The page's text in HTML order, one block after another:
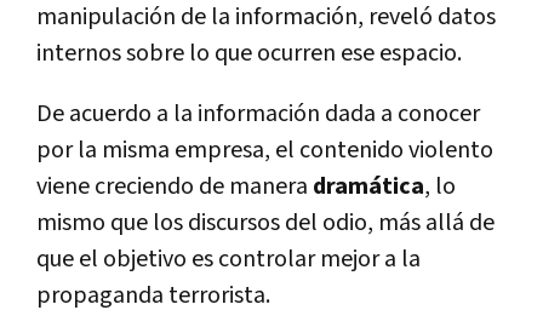
manipulación de la información, reveló datos
internos sobre lo que ocurren ese espacio.
De acuerdo a la información dada a conocer
por la misma empresa, el contenido violento
viene creciendo de manera dramática, lo
mismo que los discursos del odio, más allá de
que el objetivo es controlar mejor a la
propaganda terrorista.